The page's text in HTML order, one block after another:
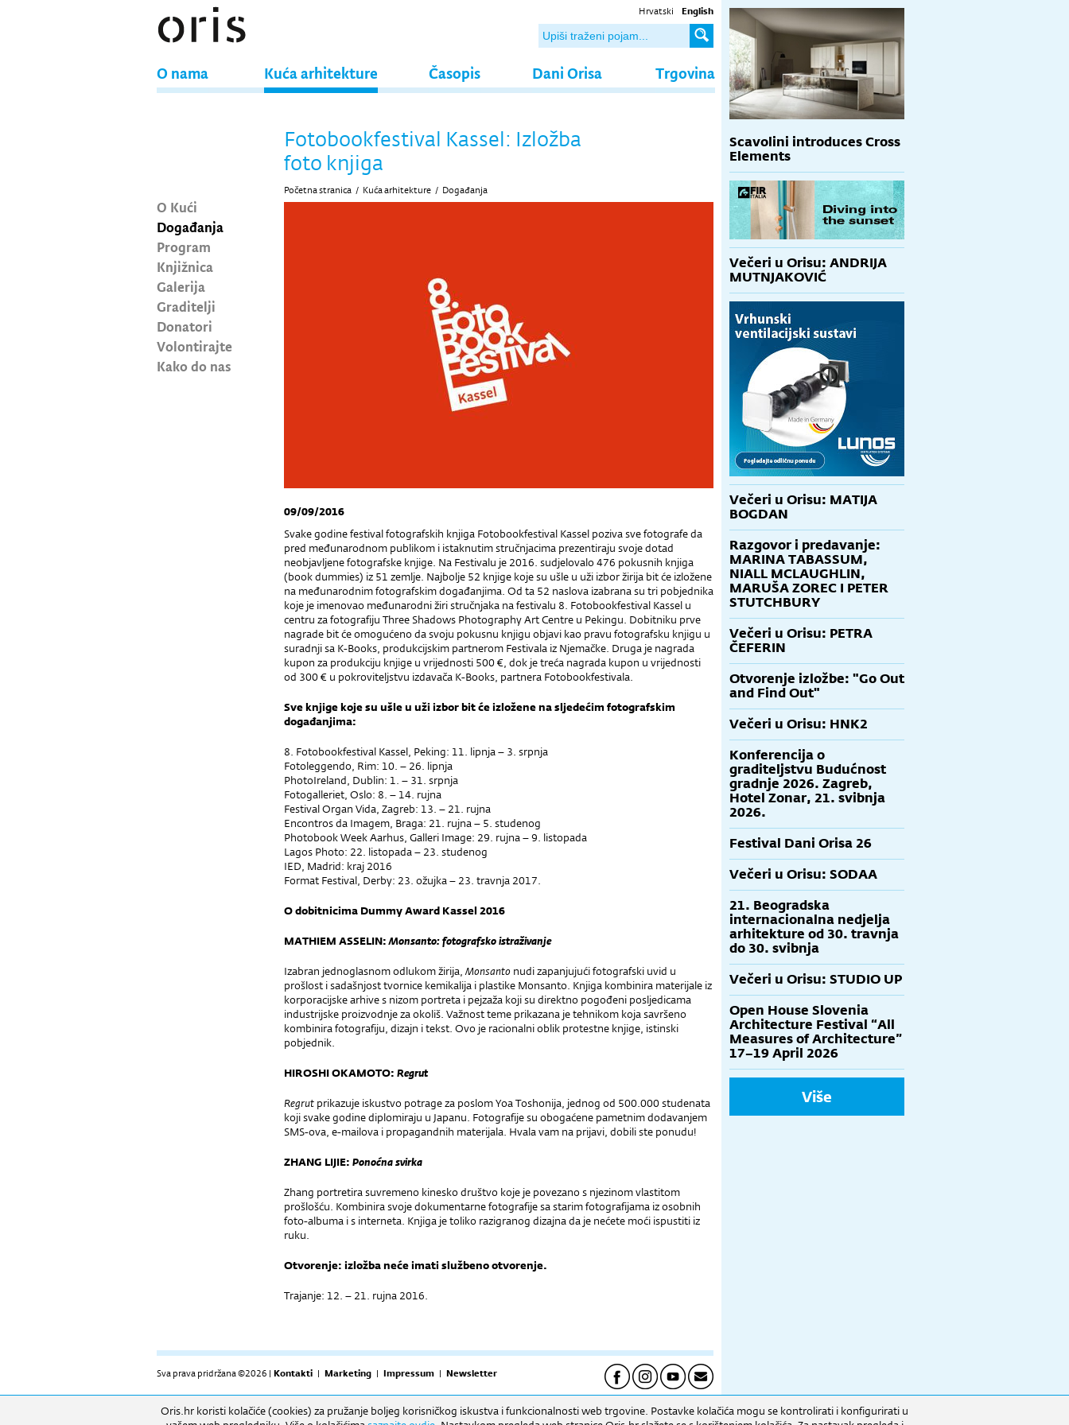
Oris.hr koristi kolačiće (cookies) za pružanje boljeg korisničkog iskustva i funkcionalnosti web trgovine. Postavke kolačića mogu se kontrolirati i konfigurirati u
Hrvatski English
O nama Kuća arhitekture Časopis Dani Orisa Trgovina
O Kući
Događanja
Program
Knjižnica
Galerija
Graditelji
Donatori
Volontirajte
Kako do nas
Fotobookfestival Kassel: Izložba
foto knjiga
Početna stranica / Kuća arhitekture / Događanja
09/09/2016
Svake godine festival fotografskih knjiga Fotobookfestival Kassel poziva sve fotografe da
pred međunarodnom publikom i istaknutim stručnjacima prezentiraju svoje dotad
neobjavljene fotografske knjige. Na Festivalu je 2016. sudjelovalo 476 pokusnih knjiga
(book dummies) iz 51 zemlje. Najbolje 52 knjige koje su ušle u uži izbor žirija bit će izložene
na međunarodnim fotografskim događanjima. Od ta 52 naslova izabrana su tri pobjednika
koje je imenovao međunarodni žiri stručnjaka na festivalu 8. Fotobookfestival Kassel u
centru za fotografiju Three Shadows Photography Art Centre u Pekingu. Dobitniku prve
nagrade bit će omogućeno da svoju pokusnu knjigu objavi kao pravu fotografsku knjigu u
suradnji sa K-Books, produkcijskim partnerom Festivala iz Njemačke. Druga je nagrada
kupon za produkciju knjige u vrijednosti 500 €, dok je treća nagrada kupon u vrijednosti
od 300 € u pokroviteljstvu izdavača K-Books, partnera Fotobookfestivala.
Sve knjige koje su ušle u uži izbor bit će izložene na sljedećim fotografskim
događanjima:
8. Fotobookfestival Kassel, Peking: 11. lipnja – 3. srpnja
Fotoleggendo, Rim: 10. – 26. lipnja
PhotoIreland, Dublin: 1. – 31. srpnja
Fotogalleriet, Oslo: 8. – 14. rujna
Festival Organ Vida, Zagreb: 13. – 21. rujna
Encontros da Imagem, Braga: 21. rujna – 5. studenog
Photobook Week Aarhus, Galleri Image: 29. rujna – 9. listopada
Lagos Photo: 22. listopada – 23. studenog
IED, Madrid: kraj 2016
Format Festival, Derby: 23. ožujka – 23. travnja 2017.
O dobitnicima Dummy Award Kassel 2016
MATHIEM ASSELIN:Monsanto: fotografsko istraživanje
Izabran jednoglasnom odlukom žirija, Monsanto nudi zapanjujući fotografski uvid u
prošlost i sadašnjost tvornice kemikalija i plastike Monsanto. Knjiga kombinira materijale iz
korporacijske arhive s nizom portreta i pejzaža koji su direktno pogođeni posljedicama
industrijske proizvodnje za okoliš. Važnost teme prikazana je tehnikom koja savršeno
kombinira fotografiju, dizajn i tekst. Ovo je racionalni oblik protestne knjige, istinski
pobjednik.
HIROSHI OKAMOTO: Regrut
Regrut prikazuje iskustvo potrage za poslom Yoa Toshonija, jednog od 500.000 studenata
koji svake godine diplomiraju u Japanu. Fotografije su obogaćene pametnim dodavanjem
SMS-ova, e-mailova i propagandnih materijala. Hvala vam na prijavi, dobili ste ponudu!
ZHANG LIJIE: Ponoćna svirka
Zhang portretira suvremeno kinesko društvo koje je povezano s njezinom vlastitom
prošlošću. Kombinira svoje dokumentarne fotografije sa starim fotografijama iz osobnih
foto-albuma i s interneta. Knjiga je toliko razigranog dizajna da je nećete moći ispustiti iz
ruku.
Otvorenje: izložba neće imati službeno otvorenje.
Trajanje: 12. – 21. rujna 2016.
Sva prava pridržana ©2026 | Kontakti | Marketing | Impressum | Newsletter
RADNO VRIJEME: Izložbeni prostor: 09h-17h (pon-pet) | Uredi: 09h-16h (pon-pet) Biblioteka: 09h-16h. (pon-pet).
Scavolini introduces Cross
Elements
Večeri u Orisu: ANDRIJA
MUTNJAKOVIĆ
Večeri u Orisu: MATIJA
BOGDAN
Razgovor i predavanje:
MARINA TABASSUM,
NIALL MCLAUGHLIN,
MARUŠA ZOREC I PETER
STUTCHBURY
Večeri u Orisu: PETRA
ČEFERIN
Otvorenje izložbe: "Go Out
and Find Out"
Večeri u Orisu: HNK2
Konferencija o
graditeljstvu Budućnost
gradnje 2026. Zagreb,
Hotel Zonar, 21. svibnja
2026.
Festival Dani Orisa 26
Večeri u Orisu: SODAA
21. Beogradska
internacionalna nedjelja
arhitekture od 30. travnja
do 30. svibnja
Večeri u Orisu: STUDIO UP
Open House Slovenia
Architecture Festival “All
Measures of Architecture”
17–19 April 2026
Više